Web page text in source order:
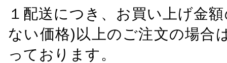
１配送につき、お買い上げ金
ない価格)以上のご注文の場合
っております。